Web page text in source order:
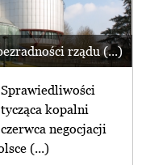
rządu (...)
kopalni
negocjacji
(...)